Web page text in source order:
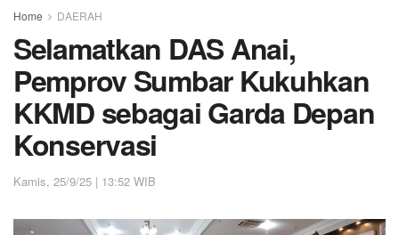
Home DAERAH
Selamatkan DAS Anai,
Pemprov Sumbar Kukuhkan
KKMD sebagai Garda Depan
Konservasi
Kamis, 25/9/25 | 13:52 WIB